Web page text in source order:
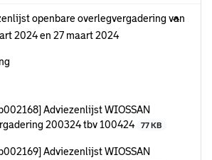
openbare overlegvergadering van
2024 en 27 maart 2024
Adviezenlijst WIOSSAN
200324 tbv 100424
77 KB
Adviezenlijst WIOSSAN